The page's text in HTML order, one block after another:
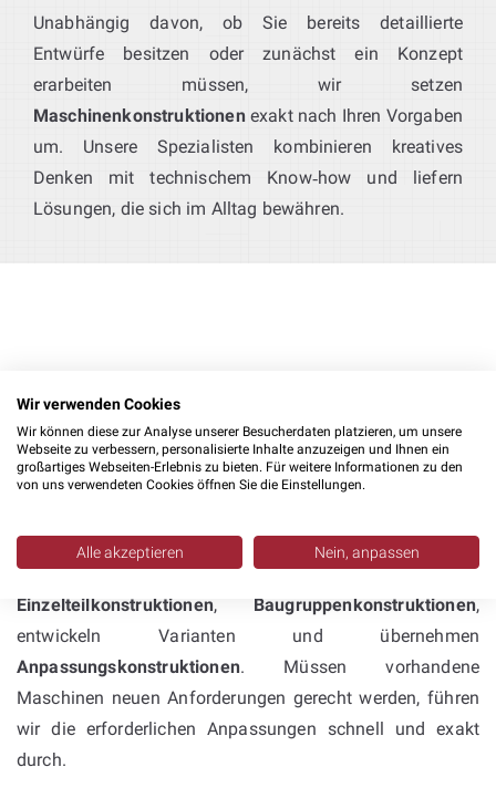
Unabhängig davon, ob Sie bereits detaillierte
Entwürfe besitzen oder zunächst ein Konzept
erarbeiten müssen, wir setzen
Maschinenkonstruktionenexakt nach Ihren Vorgaben
um. Unsere Spezialisten kombinieren kreatives
Denken mit technischem Know‑how und liefern
Lösungen, die sich im Alltag bewähren.
Inventor & SolidWorks: umfassende
Kompetenz im
Sondermaschinenbau
Unsere Konstruktionsleistungen
decken das gesamte
Spektrum des Maschinenbaus ab. Wir erstellen
Einzelteilkonstruktionen, Baugruppenkonstruktionen,
entwickeln Varianten und übernehmen
Anpassungskonstruktionen. Müssen vorhandene
Maschinen neuen Anforderungen gerecht werden, führen
wir die erforderlichen Anpassungen schnell und exakt
durch.
Wir verwenden Cookies
Wir können diese zur Analyse unserer Besucherdaten platzieren, um unsere
Webseite zu verbessern, personalisierte Inhalte anzuzeigen und Ihnen ein
großartiges Webseiten-Erlebnis zu bieten. Für weitere Informationen zu den
von uns verwendeten Cookies öffnen Sie die Einstellungen.
Alle akzeptieren Nein, anpassen